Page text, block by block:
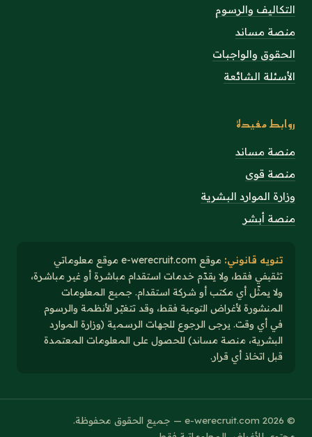
التكاليف والرسوم
منصة مساند
الحقوق والواجبات
الأسئلة الشائعة
روابط مفيدة
منصة مساند
منصة قوى
وزارة الموارد البشرية
منصة أبشر
تنويه قانوني:
موقع e-werecruit.com موقع معلوماتي
تثقيفي فقط، ولا يقدّم خدمات استقدام مباشرة أو غير مباشرة،
ولا يمثّل أي مكتب أو شركة استقدام. جميع المعلومات
المنشورة لأغراض التوعية فقط، وقد تتغيّر الأنظمة والرسوم
في أي وقت. يرجى الرجوع للجهات الرسمية (وزارة الموارد
البشرية، منصة مساند) للحصول على المعلومات المعتمدة
قبل اتخاذ أي قرار.
© 2026 e-werecruit.com — جميع الحقوق محفوظة.